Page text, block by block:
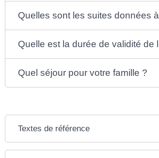
Quelles sont les suites données
Quelle est la durée de validité de
Quel séjour pour votre famille ?
Textes de référence